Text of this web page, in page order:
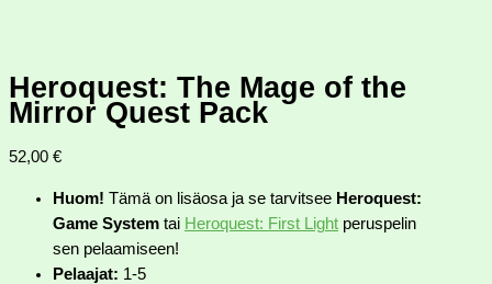
Heroquest: The Mage of the
Mirror Quest Pack
52,00 €
Huom! Tämä on lisäosa ja se tarvitsee Heroquest:
Game System tai Heroquest: First Light peruspelin
sen pelaamiseen!
Pelaajat: 1-5